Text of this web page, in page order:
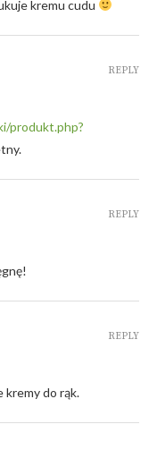
kremu cudu
produkt.php?
REPLY
REPLY
kremy do rąk.
REPLY